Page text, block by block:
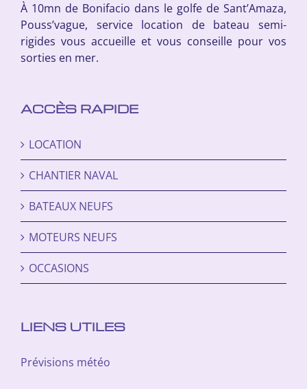
À 10mn de Bonifacio dans le golfe de Sant’Amaza,
Pouss’vague, service location de bateau semi-
rigides vous accueille et vous conseille pour vos
sorties en mer.
ACCÈS RAPIDE
LOCATION
CHANTIER NAVAL
BATEAUX NEUFS
MOTEURS NEUFS
OCCASIONS
LIENS UTILES
Prévisions météo